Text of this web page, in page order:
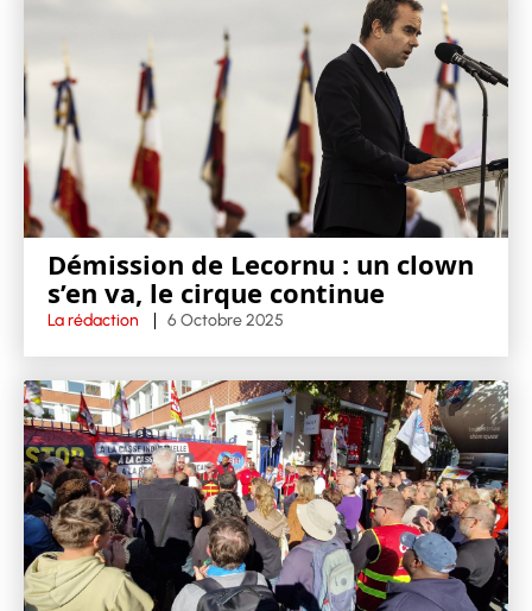
Démission de Lecornu : un clown
s’en va, le cirque continue
La rédaction 6 Octobre 2025